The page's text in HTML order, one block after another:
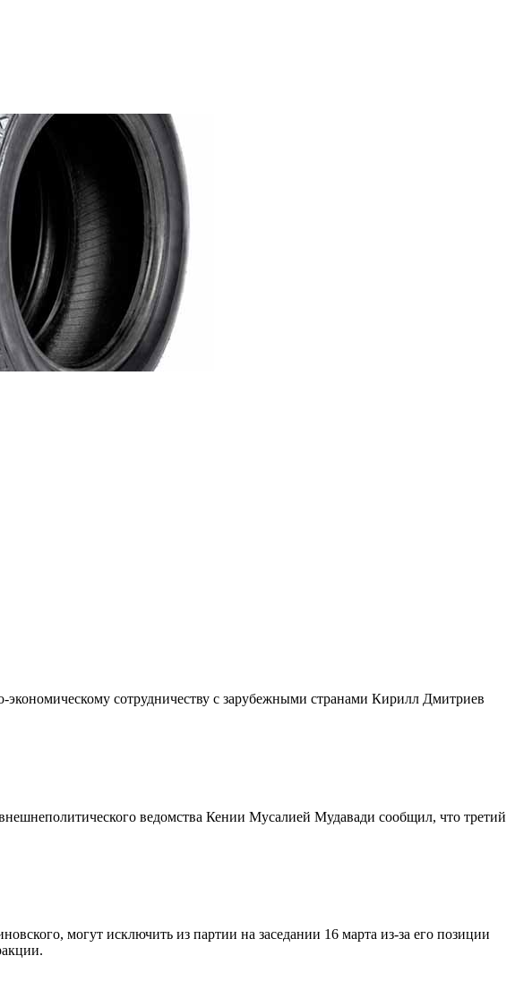
сотрудничеству с зарубежными странами Кирилл Дмитриев
ведомства Кении Мусалией Мудавади сообщил, что третий
могут исключить из партии на заседании 16 марта из-за его позиции